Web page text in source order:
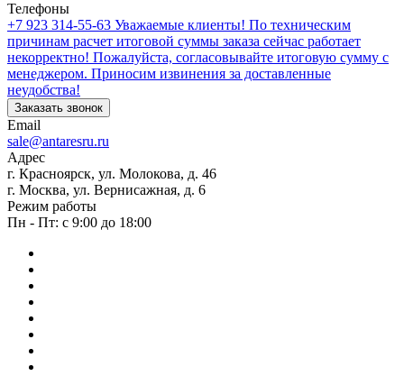
Телефоны
+7 923 314-55-63 Уважаемые клиенты! По техническим
причинам расчет итоговой суммы заказа сейчас работает
некорректно! Пожалуйста, согласовывайте итоговую сумму с
менеджером. Приносим извинения за доставленные
неудобства!
Заказать звонок
Email
sale@antaresru.ru
Адрес
г. Красноярск, ул. Молокова, д. 46
г. Москва, ул. Вернисажная, д. 6
Режим работы
Пн - Пт: с 9:00 до 18:00